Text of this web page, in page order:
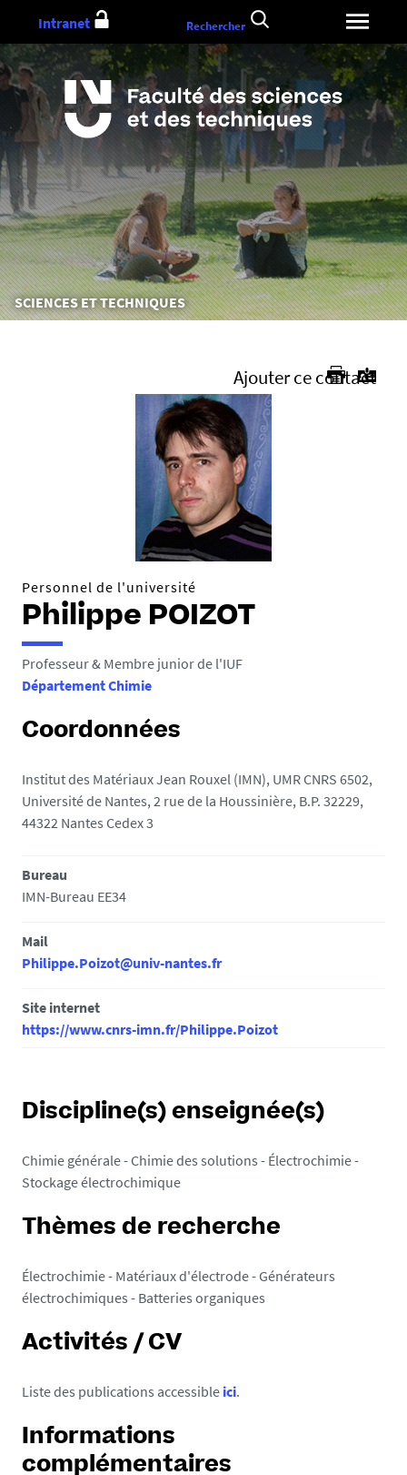
au
contenu
Vous
êtes
SCIENCES ET TECHNIQUES
Intranet Rechercher
Ajouter ce contact
Personnel de l'université
Philippe POIZOT
Professeur & Membre junior de l'IUF
Département Chimie
Coordonnées
Institut des Matériaux Jean Rouxel (IMN), UMR CNRS 6502,
Université de Nantes, 2 rue de la Houssinière, B.P. 32229,
44322 Nantes Cedex 3
Bureau
IMN-Bureau EE34
Mail
Philippe.Poizot@univ-nantes.fr
Site internet
https://www.cnrs-imn.fr/Philippe.Poizot
Discipline(s) enseignée(s)
Chimie générale - Chimie des solutions - Électrochimie -
Stockage électrochimique
Thèmes de recherche
Électrochimie - Matériaux d'électrode - Générateurs
électrochimiques - Batteries organiques
Activités / CV
Liste des publications accessible ici.
Informations
complémentaires